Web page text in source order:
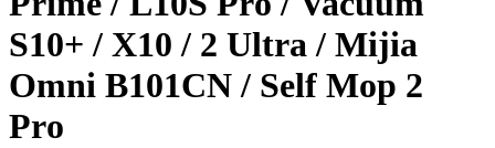
S10+ / X10 / 2 Ultra / Mijiа
Omni B101CN / Sеlf Мор 2
Рrо